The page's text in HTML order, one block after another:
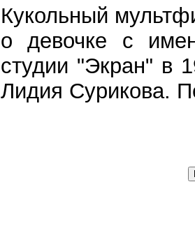
Кукольный
о девочке с
студии "Экран" в
Лидия Сурикова.